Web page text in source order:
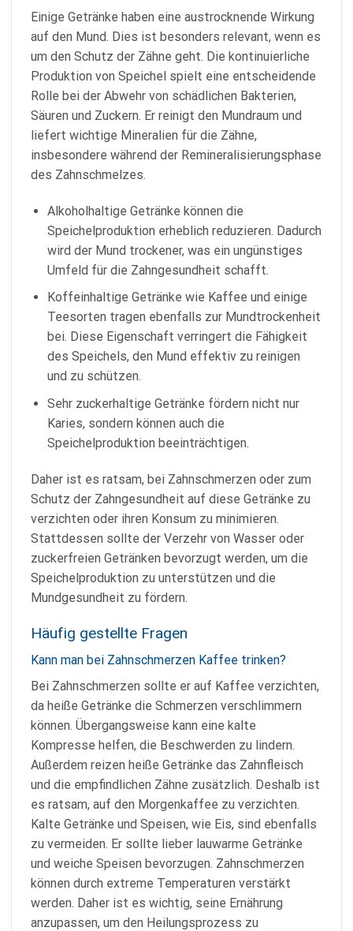
Einige Getränke haben eine austrocknende Wirkung
auf den Mund. Dies ist besonders relevant, wenn es
um den Schutz der Zähne geht. Die kontinuierliche
Produktion von Speichel spielt eine entscheidende
Rolle bei der Abwehr von schädlichen Bakterien,
Säuren und Zuckern. Er reinigt den Mundraum und
liefert wichtige Mineralien für die Zähne,
insbesondere während der Remineralisierungsphase
des Zahnschmelzes.
Alkoholhaltige Getränke können die
Speichelproduktion erheblich reduzieren. Dadurch
wird der Mund trockener, was ein ungünstiges
Umfeld für die Zahngesundheit schafft.
Koffeinhaltige Getränke wie Kaffee und einige
Teesorten tragen ebenfalls zur Mundtrockenheit
bei. Diese Eigenschaft verringert die Fähigkeit
des Speichels, den Mund effektiv zu reinigen
und zu schützen.
Sehr zuckerhaltige Getränke fördern nicht nur
Karies, sondern können auch die
Speichelproduktion beeinträchtigen.
Daher ist es ratsam, bei Zahnschmerzen oder zum
Schutz der Zahngesundheit auf diese Getränke zu
verzichten oder ihren Konsum zu minimieren.
Stattdessen sollte der Verzehr von Wasser oder
zuckerfreien Getränken bevorzugt werden, um die
Speichelproduktion zu unterstützen und die
Mundgesundheit zu fördern.
Häufig gestellte Fragen
Kann man bei Zahnschmerzen Kaffee trinken?
Bei Zahnschmerzen sollte er auf Kaffee verzichten,
da heiße Getränke die Schmerzen verschlimmern
können. Übergangsweise kann eine kalte
Kompresse helfen, die Beschwerden zu lindern.
Außerdem reizen heiße Getränke das Zahnfleisch
und die empfindlichen Zähne zusätzlich. Deshalb ist
es ratsam, auf den Morgenkaffee zu verzichten.
Kalte Getränke und Speisen, wie Eis, sind ebenfalls
zu vermeiden. Er sollte lieber lauwarme Getränke
und weiche Speisen bevorzugen. Zahnschmerzen
können durch extreme Temperaturen verstärkt
werden. Daher ist es wichtig, seine Ernährung
anzupassen, um den Heilungsprozess zu